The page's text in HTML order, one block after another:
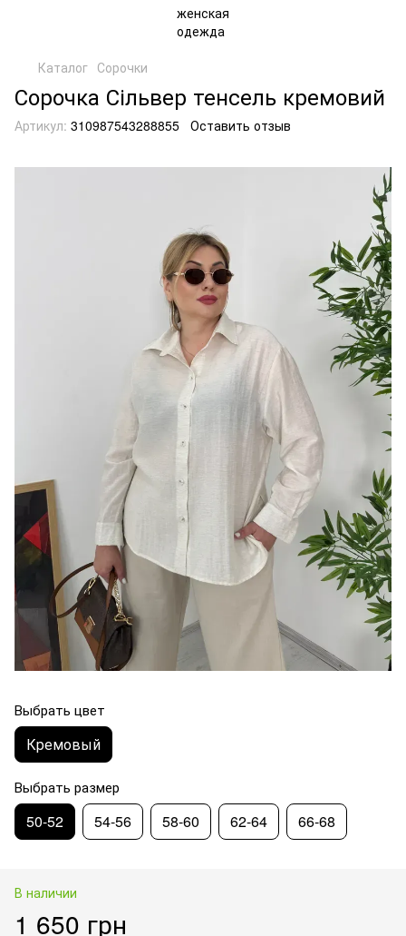
Каталог Сорочки
Сорочка Сільвер тенсель кремовий
Артикул: 310987543288855 Оставить отзыв
Выбрать цвет
Кремовый
Выбрать размер
50-52 54-56 58-60 62-64 66-68
В наличии
1 650 грн